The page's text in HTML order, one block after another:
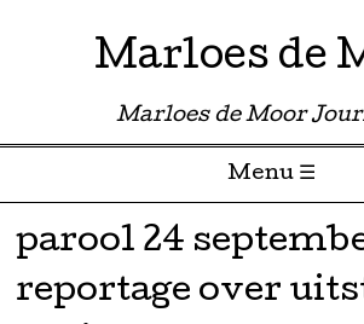
Marloes de
Marloes de Moor
Menu ☰
Skip to content
parool 24
reportage over